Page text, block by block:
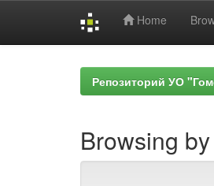
Home
Репозиторий УО
Browsing